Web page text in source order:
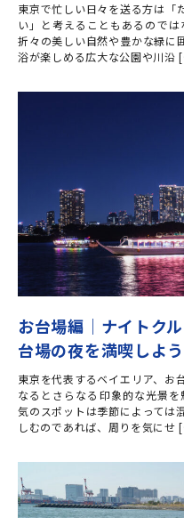
東京で忙しい日々を送る方は「
い」と考えることもあるので
折々の美しい自然や豊かな緑に
浴が楽しめる広大な公園や川沿
お台場編｜ナイトク
台場の夜を満喫しよう
東京を代表するベイエリア、お
なるとさらなる印象的な光景
気のスポットは季節によっては
しむのであれば、周りを気にせ